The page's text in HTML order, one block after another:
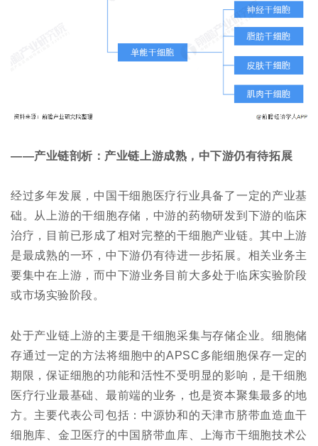
——产业链剖析：产业链上游成熟，中下游仍有待拓展
经过多年发展，中国干细胞医疗行业具备了一定的产业基
础。从上游的干细胞存储，中游的药物研发到下游的临床
治疗，目前已形成了相对完整的干细胞产业链。其中上游
是最成熟的一环，中下游仍有待进一步拓展。相关业务主
要集中在上游，而中下游业务目前大多处于临床实验阶段
或市场实验阶段。
处于产业链上游的主要是干细胞采集与存储企业。细胞储
存通过一定的方法将细胞中的APSC多能细胞保存一定的
期限，保证细胞的功能和活性不受明显的影响，是干细胞
医疗行业最基础、最前端的业务，也是资本聚集最多的地
方。主要代表公司包括：中源协和的天津市脐带血造血干
细胞库、 金卫医疗的中国脐带血库、上海市干细胞技术公